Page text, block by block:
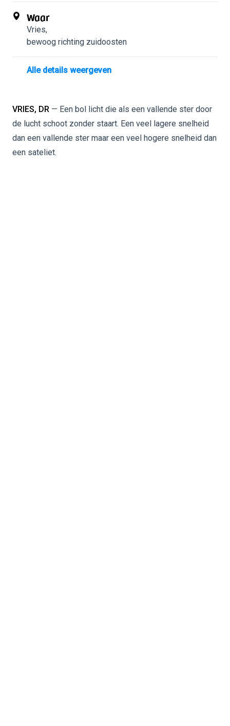
Waar
Vries,
bewoog richting zuidoosten
Alle details weergeven
VRIES, DR — Een bol licht die als een vallende ster door
de lucht schoot zonder staart. Een veel lagere snelheid
dan een vallende ster maar een veel hogere snelheid dan
een sateliet.